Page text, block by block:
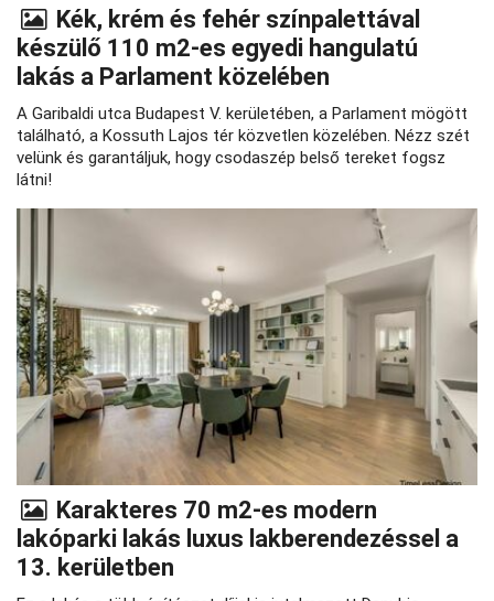
Kék, krém és fehér színpalettával
készülő 110 m2-es egyedi hangulatú
lakás a Parlament közelében
A Garibaldi utca Budapest V. kerületében, a Parlament mögött
található, a Kossuth Lajos tér közvetlen közelében. Nézz szét
velünk és garantáljuk, hogy csodaszép belső tereket fogsz
látni!
Karakteres 70 m2-es modern
lakóparki lakás luxus lakberendezéssel a
13. kerületben